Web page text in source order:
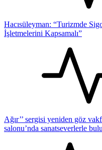
Hacısüleyman: “Turizmde
İşletmelerini Kapsamalı”
Ağır’’ sergisi yeniden göz
salonu’nda sanatseverlerle